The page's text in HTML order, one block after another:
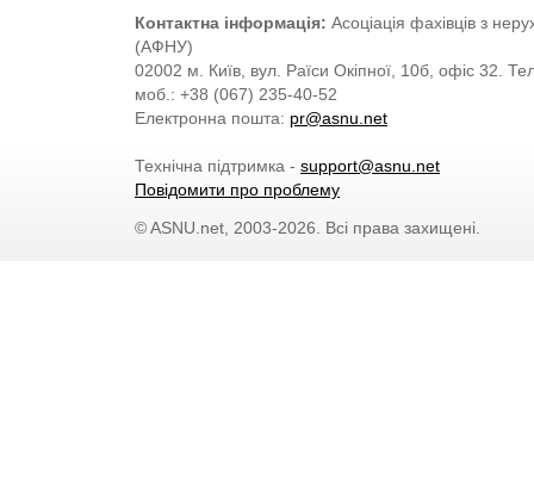
Контактна інформація: Асоціація фахівців з
(АФНУ)
02002 м. Київ, вул. Раїси Окіпної, 10б, офіс 32.
моб.: +38 (067) 235-40-52
Електронна пошта: pr@asnu.net
Технічна підтримка - support@asnu.net
Повідомити про проблему
© ASNU.net, 2003-2026. Всі права захищені.